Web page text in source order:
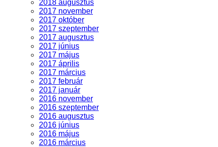
2018 augusztus
2017 november
2017 október
2017 szeptember
2017 augusztus
2017 június
2017 május
2017 április
2017 március
2017 február
2017 január
2016 november
2016 szeptember
2016 augusztus
2016 június
2016 május
2016 március